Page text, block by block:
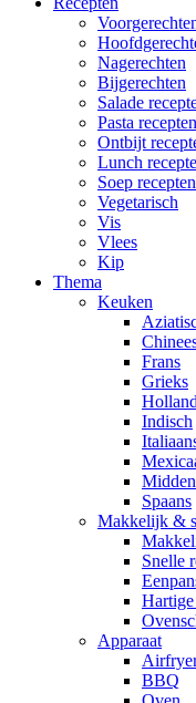
Nagerechten
Bijgerechten
Salade
Pasta recepten
Ontbijt
Lunch
Soep recepten
Vegetarisch
Vis
Vlees
Kip
Thema
Keuken
Frans
Grieks
Indisch
Spaans
Makkelijk &
Snelle
Apparaat
BBQ